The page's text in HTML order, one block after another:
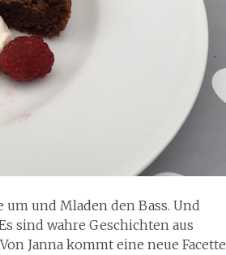
um und Mladen den Bass. Und
sind wahre Geschichten aus
Janna kommt eine neue Facette